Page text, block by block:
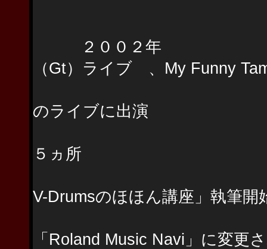
２００２年 小川範
（Gt）ライブ 、My Funny
のライブに出演
５ヵ所
V-Drumsのほほん講座」執筆開
「Roland Music Navi」に変更